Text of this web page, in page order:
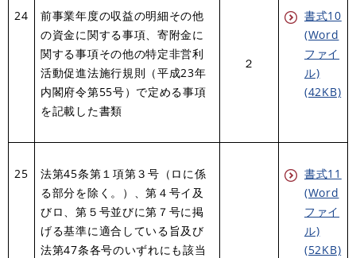
24
前事業年度の収益の明細その他
の資金に関する事項、寄附金に
関する事項その他の特定非営利
活動促進法施行規則（平成23年
内閣府令第55号）で定める事項
を記載した書類
２
書式10
(Word
ファイ
ル)
(42KB)
25
法第45条第１項第３号（ロに係
る部分を除く。）、第４号イ及
びロ、第５号並びに第７号に掲
げる基準に適合している旨及び
法第47条各号のいずれにも該当
書式11
(Word
ファイ
ル)
(52KB)